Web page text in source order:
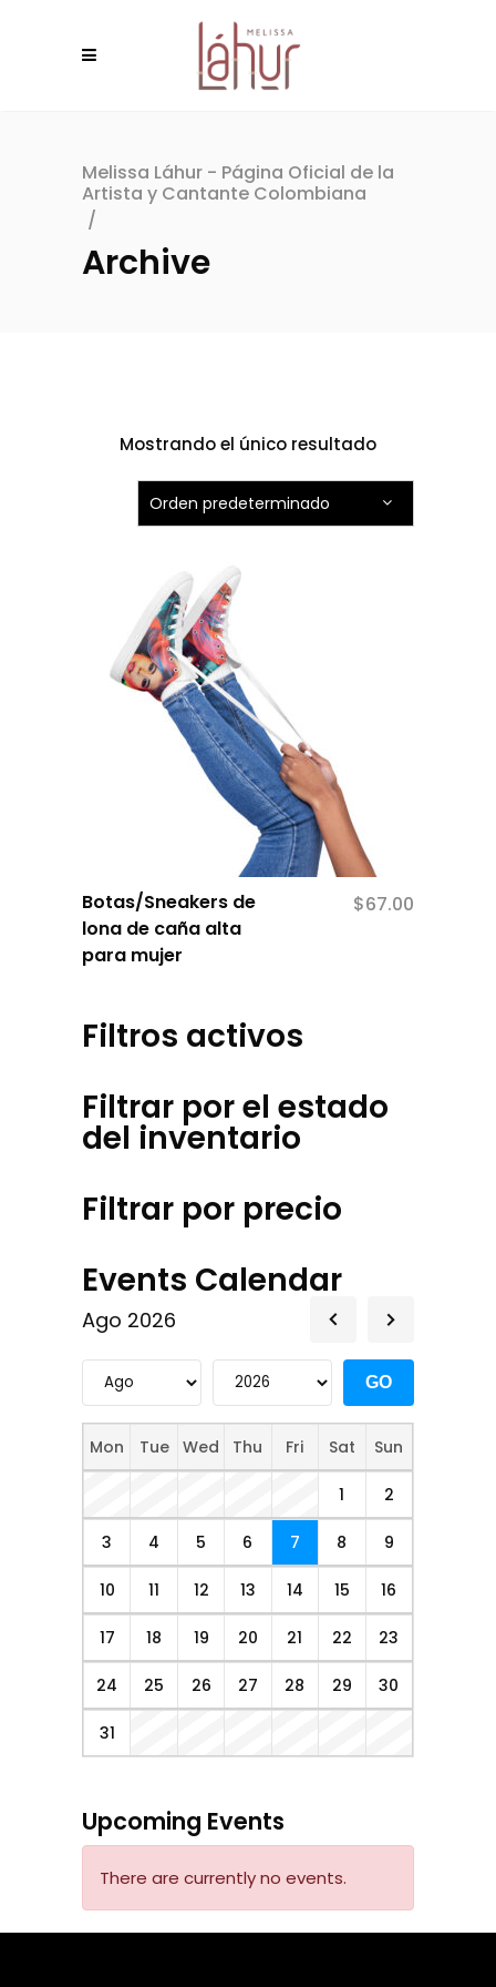
Melissa Láhur - Página Oficial de la
Artista y Cantante Colombiana
/
Archive
Mostrando el único resultado
Orden predeterminado
Este
producto
tiene
Las
se
pueden
en
la
de
producto
Botas/Sneakers de
lona de caña alta
para mujer
$67.00
Filtros activos
Filtrar por el estado
del inventario
Filtrar por precio
Events Calendar
Ago 2026
Mon Tue Wed Thu Fri Sat Sun
1 2
3 4 5 6 7 8 9
10 11 12 13 14 15 16
17 18 19 20 21 22 23
24 25 26 27 28 29 30
31
Upcoming Events
There are currently no events.